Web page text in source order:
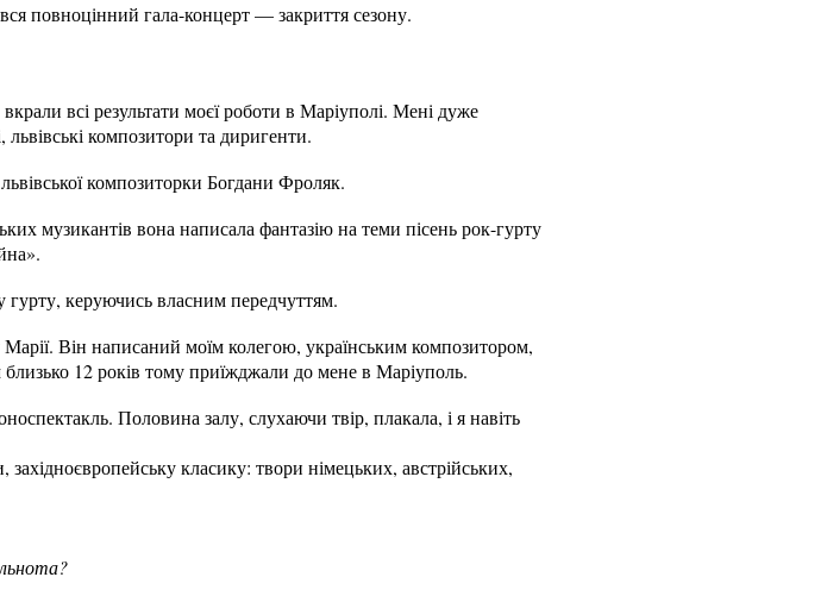
повноцінний гала-концерт — закриття сезону.
всі результати моєї роботи в Маріуполі. Мені дуже
композитори та диригенти.
композиторки Богдани Фроляк.
музикантів вона написала фантазію на теми пісень рок-гурту
керуючись власним передчуттям.
Він написаний моїм колегою, українським композитором,
12 років тому приїжджали до мене в Маріуполь.
Половина залу, слухаючи твір, плакала, і я навіть
класику: твори німецьких, австрійських,